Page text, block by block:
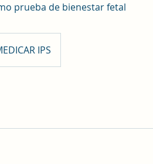
prueba de bienestar fetal
IPS